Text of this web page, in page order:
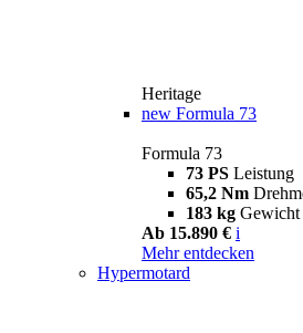
Heritage
new Formula 73
Formula 73
73 PS Leistung
65,2 Nm
183 kg
Ab 15.890 € i
Mehr entdecken
Hypermotard